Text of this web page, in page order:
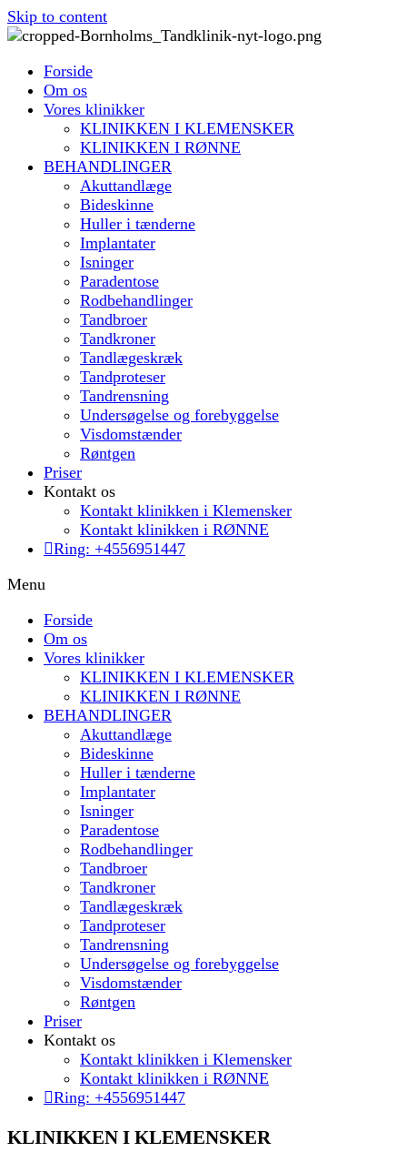
Skip to content
Forside
Om os
Vores klinikker
KLINIKKEN I KLEMENSKER
KLINIKKEN I RØNNE
BEHANDLINGER
Akuttandlæge
Bideskinne
Huller i tænderne
Implantater
Isninger
Paradentose
Rodbehandlinger
Tandbroer
Tandkroner
Tandlægeskræk
Tandproteser
Tandrensning
Undersøgelse og forebyggelse
Visdomstænder
Røntgen
Priser
Kontakt os
Kontakt klinikken i Klemensker
Kontakt klinikken i RØNNE
Ring: +4556951447
Menu
Forside
Om os
Vores klinikker
KLINIKKEN I KLEMENSKER
KLINIKKEN I RØNNE
BEHANDLINGER
Akuttandlæge
Bideskinne
Huller i tænderne
Implantater
Isninger
Paradentose
Rodbehandlinger
Tandbroer
Tandkroner
Tandlægeskræk
Tandproteser
Tandrensning
Undersøgelse og forebyggelse
Visdomstænder
Røntgen
Priser
Kontakt os
Kontakt klinikken i Klemensker
Kontakt klinikken i RØNNE
Ring: +4556951447
KLINIKKEN I KLEMENSKER